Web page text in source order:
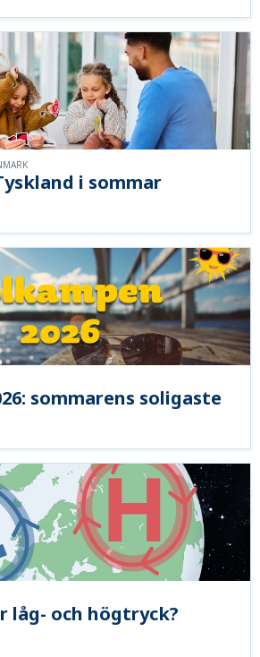
i sommar
sommarens soligaste
låg- och högtryck?